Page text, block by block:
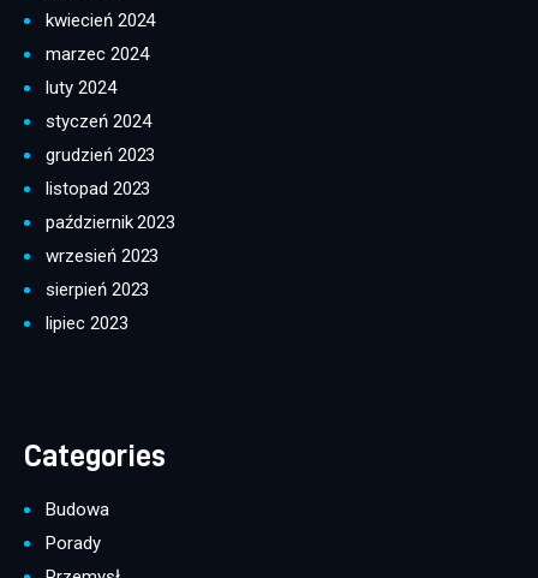
kwiecień 2024
marzec 2024
luty 2024
styczeń 2024
grudzień 2023
listopad 2023
październik 2023
wrzesień 2023
sierpień 2023
lipiec 2023
Categories
Budowa
Porady